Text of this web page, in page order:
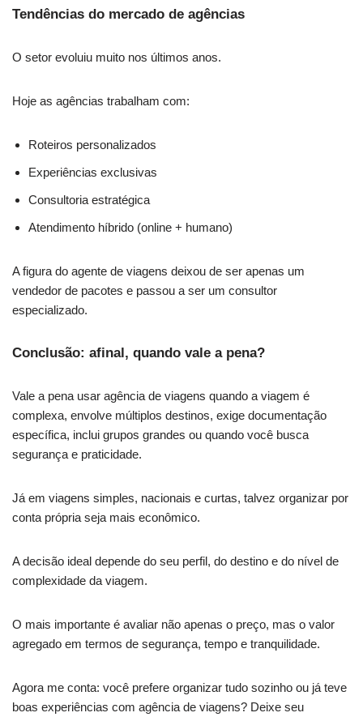
Tendências do mercado de agências
O setor evoluiu muito nos últimos anos.
Hoje as agências trabalham com:
Roteiros personalizados
Experiências exclusivas
Consultoria estratégica
Atendimento híbrido (online + humano)
A figura do agente de viagens deixou de ser apenas um
vendedor de pacotes e passou a ser um consultor
especializado.
Conclusão: afinal, quando vale a pena?
Vale a pena usar agência de viagens quando a viagem é
complexa, envolve múltiplos destinos, exige documentação
específica, inclui grupos grandes ou quando você busca
segurança e praticidade.
Já em viagens simples, nacionais e curtas, talvez organizar por
conta própria seja mais econômico.
A decisão ideal depende do seu perfil, do destino e do nível de
complexidade da viagem.
O mais importante é avaliar não apenas o preço, mas o valor
agregado em termos de segurança, tempo e tranquilidade.
Agora me conta: você prefere organizar tudo sozinho ou já teve
boas experiências com agência de viagens? Deixe seu